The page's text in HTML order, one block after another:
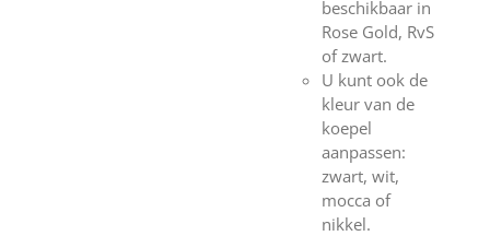
beschikbaar in
Rose Gold, RvS
of zwart.
U kunt ook de
kleur van de
koepel
aanpassen:
zwart, wit,
mocca of
nikkel.